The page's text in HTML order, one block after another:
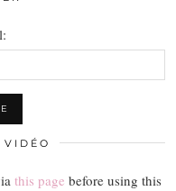
this page before using this